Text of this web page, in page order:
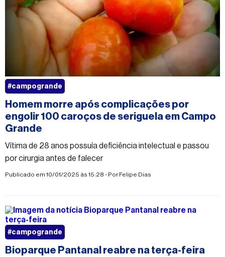
Homem morre após complicações por
engolir 100 caroços de seriguela em Campo
Grande
Vítima de 28 anos possuía deficiência intelectual e passou
por cirurgia antes de falecer
Publicado em 10/01/2025 às 15:28 - PorFelipe Dias
#campogrande
Bioparque Pantanal reabre na terça-feira
#campogrande